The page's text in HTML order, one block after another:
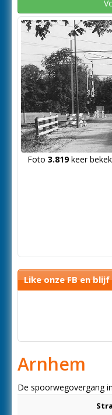
Foto 3.819keer
Like onze FB en
Arnhem
De spoorwegovergang